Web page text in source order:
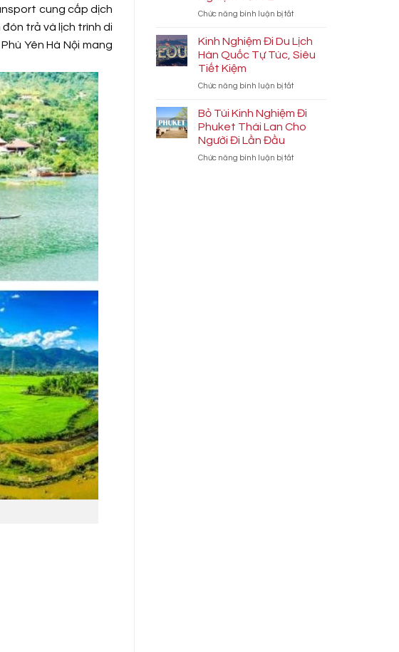
cung cấp dịch
trả và lịch trình di
Yên Hà Nội mang
Kiên
Bí
Kíp
Thước
Cực
Chất
Chức năng bình luận bị tắtở
Nang
Du
Hy
Túc
2026:
Từ
Kinh Nghiệm Đi Du Lịch
Hàn Quốc Tự Túc, Siêu
Tiết Kiệm
Chức năng bình luận bị tắtở
Nghiệm
Đi
Hàn
Bỏ Túi Kinh Nghiệm Đi
Phuket Thái Lan Cho
Người Đi Lần Đầu
Chức năng bình luận bị tắtở